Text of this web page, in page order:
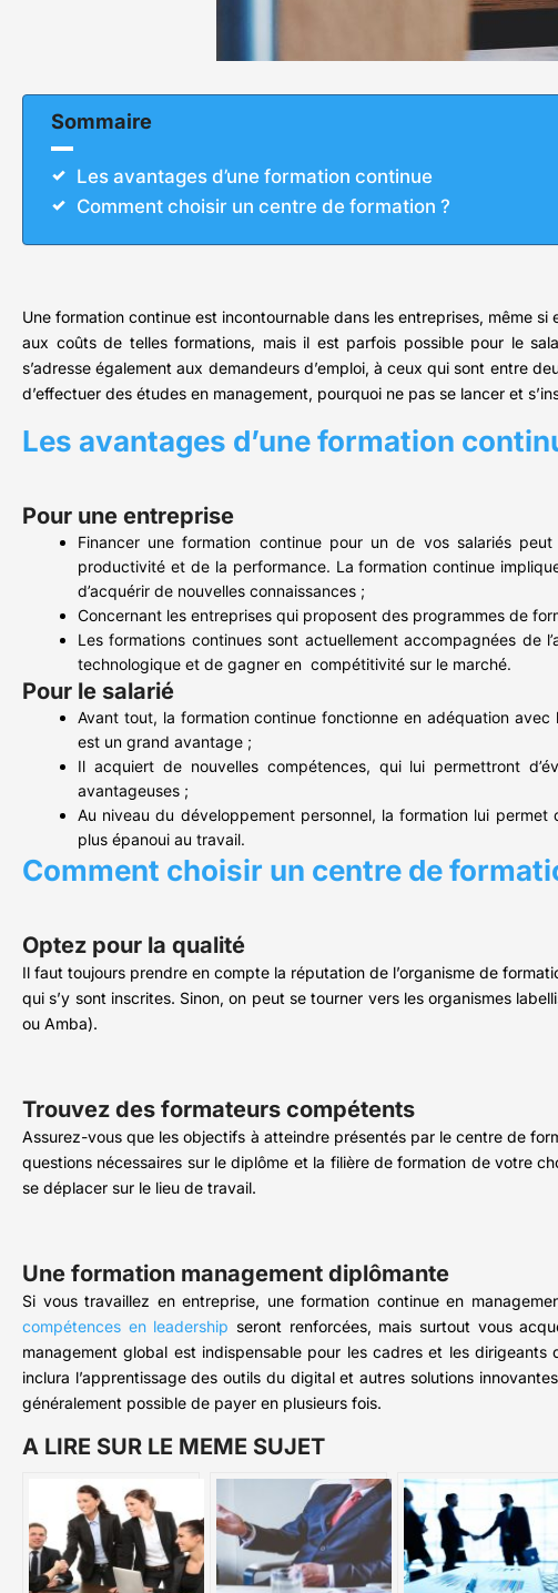
Sommaire
Les avantages d’une formation continue
Comment choisir un centre de formation ?
Une formation continue est incontournable dans les entreprises, même
aux coûts de telles formations, mais il est parfois possible pour le
s’adresse également aux demandeurs d’emploi, à ceux qui sont entre
d’effectuer des études en management, pourquoi ne pas se lancer et
Les avantages d’une formation
Pour une entreprise
Financer une formation continue pour un de vos salariés
productivité et de la performance. La formation continue
d’acquérir de nouvelles connaissances ;
Concernant les entreprises qui proposent des programmes de
Les formations continues sont actuellement accompagnées de
technologique et de gagner en compétitivité sur le marché.
Pour le salarié
Avant tout, la formation continue fonctionne en adéquation
est un grand avantage ;
Il acquiert de nouvelles compétences, qui lui permettront
avantageuses ;
Au niveau du développement personnel, la formation lui
plus épanoui au travail.
Comment choisir un centre de
Optez pour la qualité
Il faut toujours prendre en compte la réputation de l’organisme de
qui s’y sont inscrites. Sinon, on peut se tourner vers les organismes
ou Amba).
Trouvez des formateurs compétents
Assurez-vous que les objectifs à atteindre présentés par le centre de
questions nécessaires sur le diplôme et la filière de formation de votre
se déplacer sur le lieu de travail.
Une formation management diplômante
Si vous travaillez en entreprise, une formation continue en
compétences en leadership seront renforcées, mais surtout vous
management global est indispensable pour les cadres et les
inclura l’apprentissage des outils du digital et autres solutions
généralement possible de payer en plusieurs fois.
A LIRE SUR LE MEME SUJET